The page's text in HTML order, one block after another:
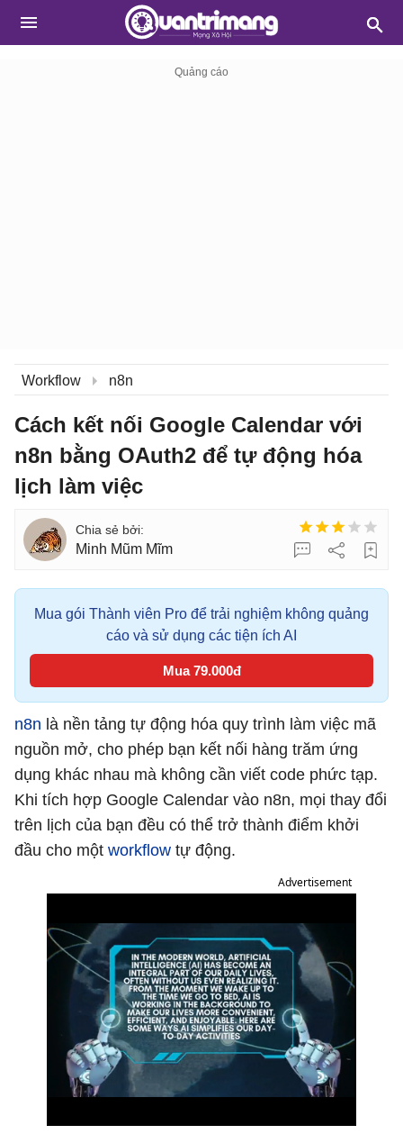
Workflow n8n
Cách kết nối Google Calendar với
n8n bằng OAuth2 để tự động hóa
lịch làm việc
Minh Mũm Mĩm
Mua gói Thành viên Pro để trải nghiệm không quảng
cáo và sử dụng các tiện ích AI
Mua 79.000đ
n8n là nền tảng tự động hóa quy trình làm việc mã
nguồn mở, cho phép bạn kết nối hàng trăm ứng
dụng khác nhau mà không cần viết code phức tạp.
Khi tích hợp Google Calendar vào n8n, mọi thay đổi
trên lịch của bạn đều có thể trở thành điểm khởi
đầu cho một workflow tự động.
Advertisement